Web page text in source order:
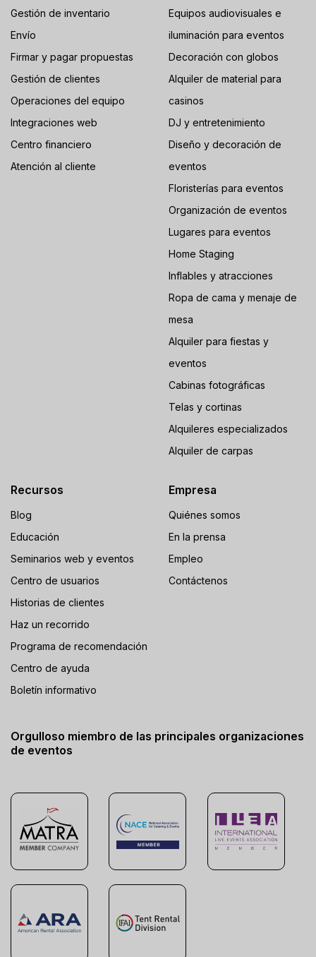
Gestión de inventario
Envío
Firmar y pagar propuestas
Gestión de clientes
Operaciones del equipo
Integraciones web
Centro financiero
Atención al cliente
Equipos audiovisuales e
iluminación para eventos
Decoración con globos
Alquiler de material para
casinos
DJ y entretenimiento
Diseño y decoración de
eventos
Floristerías para eventos
Organización de eventos
Lugares para eventos
Home Staging
Inflables y atracciones
Ropa de cama y menaje de
mesa
Alquiler para fiestas y
eventos
Cabinas fotográficas
Telas y cortinas
Alquileres especializados
Alquiler de carpas
Recursos
Blog
Educación
Seminarios web y eventos
Centro de usuarios
Historias de clientes
Haz un recorrido
Programa de recomendación
Centro de ayuda
Boletín informativo
Empresa
Quiénes somos
En la prensa
Empleo
Contáctenos
Orgulloso miembro de las principales organizaciones
de eventos